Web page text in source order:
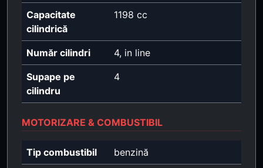
Capacitate
cilindrică
1198 cc
Număr cilindri 4, in line
Supape pe
cilindru
4
MOTORIZARE & COMBUSTIBIL
Tip combustibil benzină